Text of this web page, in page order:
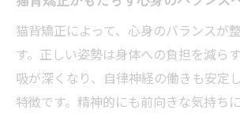
猫背矯正によって、心身のバランスが
す。正しい姿勢は身体への負担を減ら
吸が深くなり、自律神経の働きも安定
特徴です。精神的にも前向きな気持ち